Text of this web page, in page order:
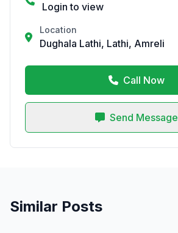
Login to view
Location
Dughala Lathi, Lathi, Amreli
Call Now
Send Message
Similar Posts